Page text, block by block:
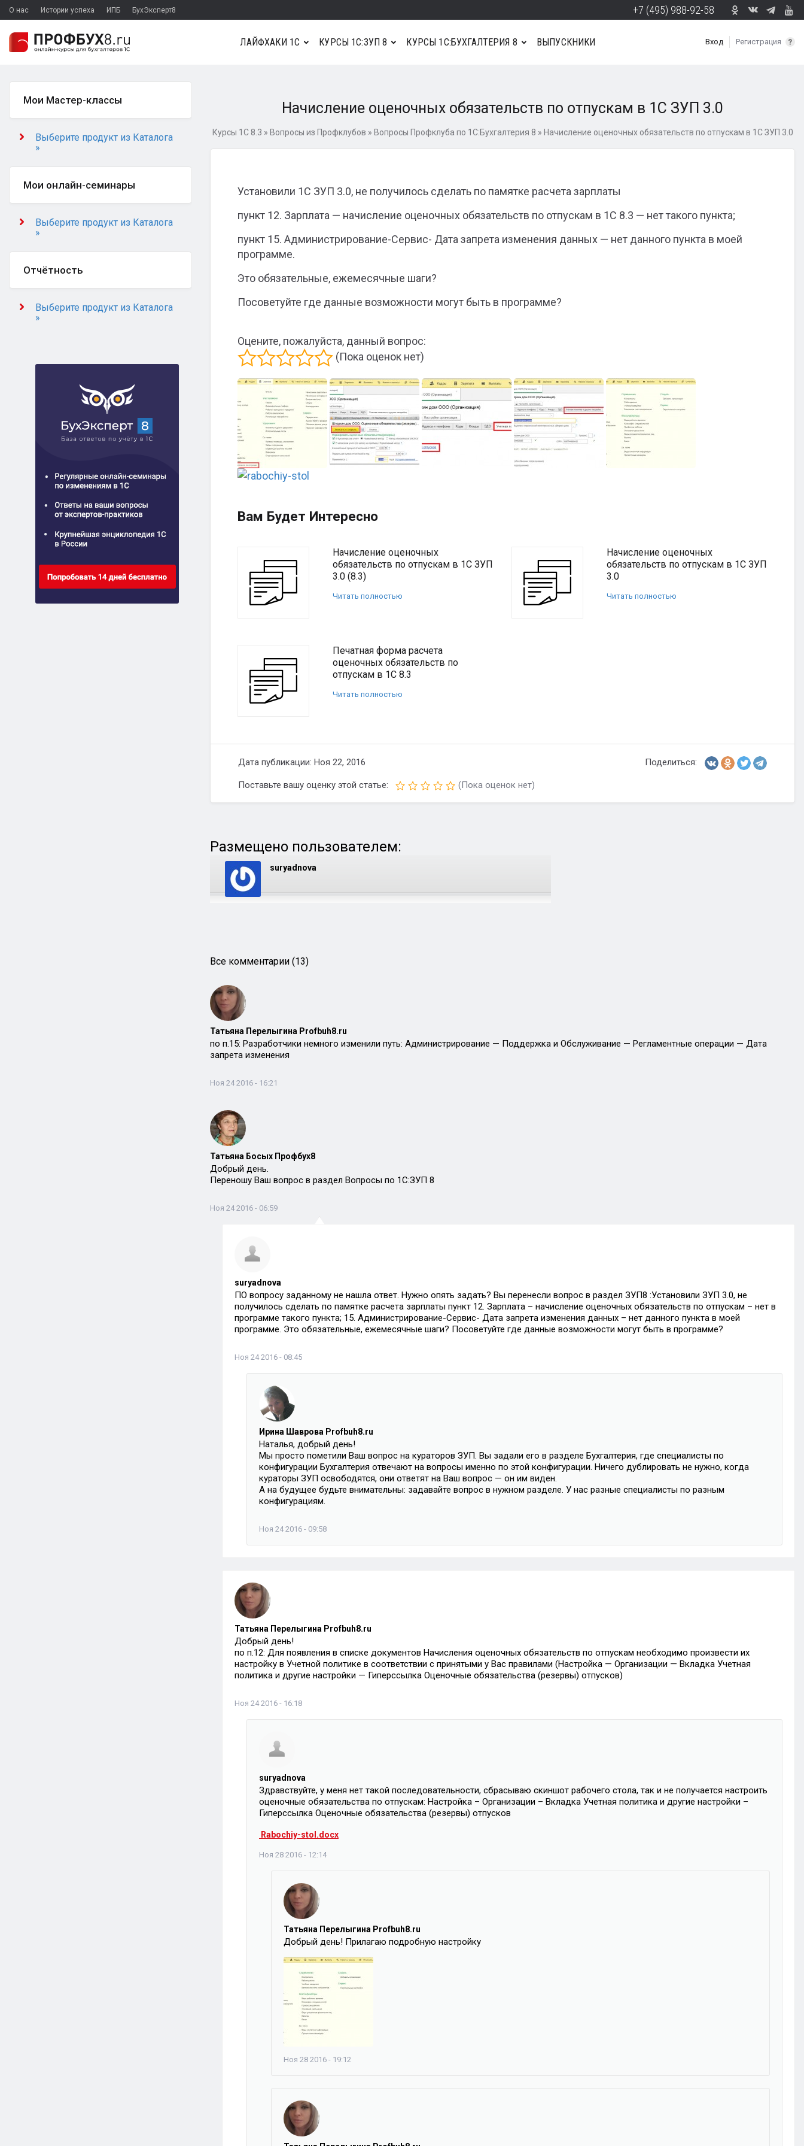
О нас Истории успеха ИПБ БухЭксперт8 +7 (495) 988-92-58
Вход Регистрация
ЛАЙФХАКИ 1С КУРСЫ 1С:ЗУП 8 КУРСЫ 1С:БУХГАЛТЕРИЯ 8 ВЫПУСКНИКИ
Начисление оценочных обязательств по отпускам в 1С ЗУП 3.0
Курсы 1С 8.3 » Вопросы из Профклубов » Вопросы Профклуба по 1С:Бухгалтерия 8 » Начисление оценочных обязательств по отпускам в 1С ЗУП 3.0
Установили 1С ЗУП 3.0, не получилось сделать по памятке расчета зарплаты
пункт 12. Зарплата — начисление оценочных обязательств по отпускам в 1С 8.3 — нет такого пункта;
пункт 15. Администрирование-Сервис- Дата запрета изменения данных — нет данного пункта в моей
программе.
Это обязательные, ежемесячные шаги?
Посоветуйте где данные возможности могут быть в программе?
Оцените, пожалуйста, данный вопрос:
(Пока оценок нет)
Вам Будет Интересно
Начисление оценочных
обязательств по отпускам в 1С ЗУП
3.0 (8.3)
Читать полностью
Начисление оценочных
обязательств по отпускам в 1С ЗУП
3.0
Читать полностью
Печатная форма расчета
оценочных обязательств по
отпускам в 1С 8.3
Читать полностью
Дата публикации: Ноя 22, 2016 Поделиться:
Поставьте вашу оценку этой статье: (Пока оценок нет)
Размещено пользователем:
suryadnova
Все комментарии (13)
Татьяна Перелыгина Profbuh8.ru
по п.15: Разработчики немного изменили путь: Администрирование — Поддержка и Обслуживание — Регламентные операции — Дата
запрета изменения
Ноя 24 2016 - 16:21
Татьяна Босых Профбух8
Добрый день.
Переношу Ваш вопрос в раздел Вопросы по 1С:ЗУП 8
Ноя 24 2016 - 06:59
suryadnova
ПО вопросу заданному не нашла ответ. Нужно опять задать? Вы перенесли вопрос в раздел ЗУП8 :Установили ЗУП 3.0, не
получилось сделать по памятке расчета зарплаты пункт 12. Зарплата – начисление оценочных обязательств по отпускам – нет в
программе такого пункта; 15. Администрирование-Сервис- Дата запрета изменения данных – нет данного пункта в моей
программе. Это обязательные, ежемесячные шаги? Посоветуйте где данные возможности могут быть в программе?
Ноя 24 2016 - 08:45
Ирина Шаврова Profbuh8.ru
Наталья, добрый день!
Мы просто пометили Ваш вопрос на кураторов ЗУП. Вы задали его в разделе Бухгалтерия, где специалисты по
конфигурации Бухгалтерия отвечают на вопросы именно по этой конфигурации. Ничего дублировать не нужно, когда
кураторы ЗУП освободятся, они ответят на Ваш вопрос — он им виден.
А на будущее будьте внимательны: задавайте вопрос в нужном разделе. У нас разные специалисты по разным
конфигурациям.
Ноя 24 2016 - 09:58
Татьяна Перелыгина Profbuh8.ru
Добрый день!
по п.12: Для появления в списке документов Начисления оценочных обязательств по отпускам необходимо произвести их
настройку в Учетной политике в соответствии с принятыми у Вас правилами (Настройка — Организации — Вкладка Учетная
политика и другие настройки — Гиперссылка Оценочные обязательства (резервы) отпусков)
Ноя 24 2016 - 16:18
suryadnova
Здравствуйте, у меня нет такой последовательности, сбрасываю скиншот рабочего стола, так и не получается настроить
оценочные обязательства по отпускам: Настройка – Организации – Вкладка Учетная политика и другие настройки –
Гиперссылка Оценочные обязательства (резервы) отпусков
Rabochiy-stol.docx
Ноя 28 2016 - 12:14
Татьяна Перелыгина Profbuh8.ru
Добрый день! Прилагаю подробную настройку
Ноя 28 2016 - 19:12
Мои Мастер-классы
Выберите продукт из Каталога
»
Мои онлайн-семинары
Выберите продукт из Каталога
»
Отчётность
Выберите продукт из Каталога
»